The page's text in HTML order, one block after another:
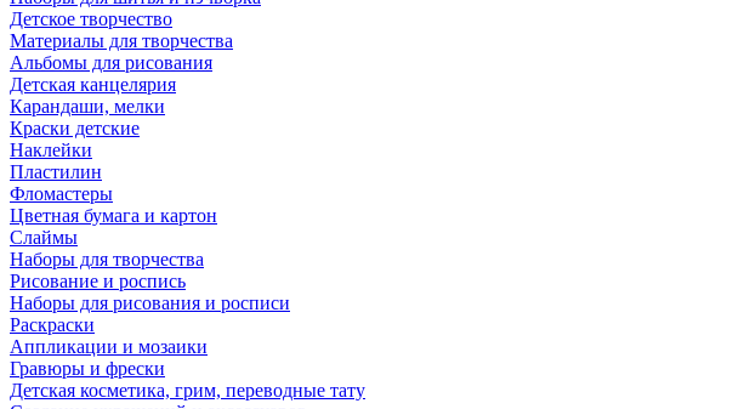
Детское творчество
Материалы для творчества
Альбомы для рисования
Детская канцелярия
Карандаши, мелки
Краски детские
Наклейки
Пластилин
Фломастеры
Цветная бумага и картон
Слаймы
Наборы для творчества
Рисование и роспись
Наборы для рисования и росписи
Раскраски
Аппликации и мозаики
Гравюры и фрески
Детская косметика, грим, переводные тату